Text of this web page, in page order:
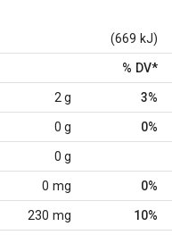
(669 kJ)
% DV*
2 g 3%
0 g 0%
0 g
0 mg 0%
230 mg 10%